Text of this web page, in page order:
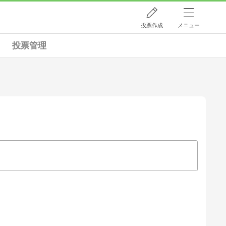
投票作成 メニュー
投票管理